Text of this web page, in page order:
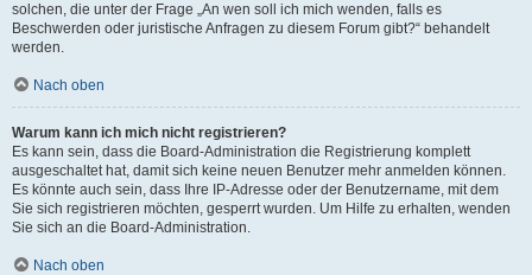
solchen, die unter der Frage „An wen soll ich mich wenden, falls es
Beschwerden oder juristische Anfragen zu diesem Forum gibt?“ behandelt
werden.
Nach oben
Warum kann ich mich nicht registrieren?
Es kann sein, dass die Board-Administration die Registrierung komplett
ausgeschaltet hat, damit sich keine neuen Benutzer mehr anmelden können.
Es könnte auch sein, dass Ihre IP-Adresse oder der Benutzername, mit dem
Sie sich registrieren möchten, gesperrt wurden. Um Hilfe zu erhalten, wenden
Sie sich an die Board-Administration.
Nach oben